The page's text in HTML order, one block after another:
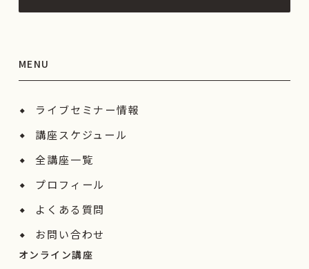
MENU
ライブセミナー情報
講座スケジュール
全講座一覧
プロフィール
よくある質問
お問い合わせ
オンライン講座